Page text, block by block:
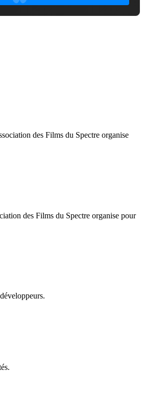
des Films du Spectre organise
des Films du Spectre organise pour